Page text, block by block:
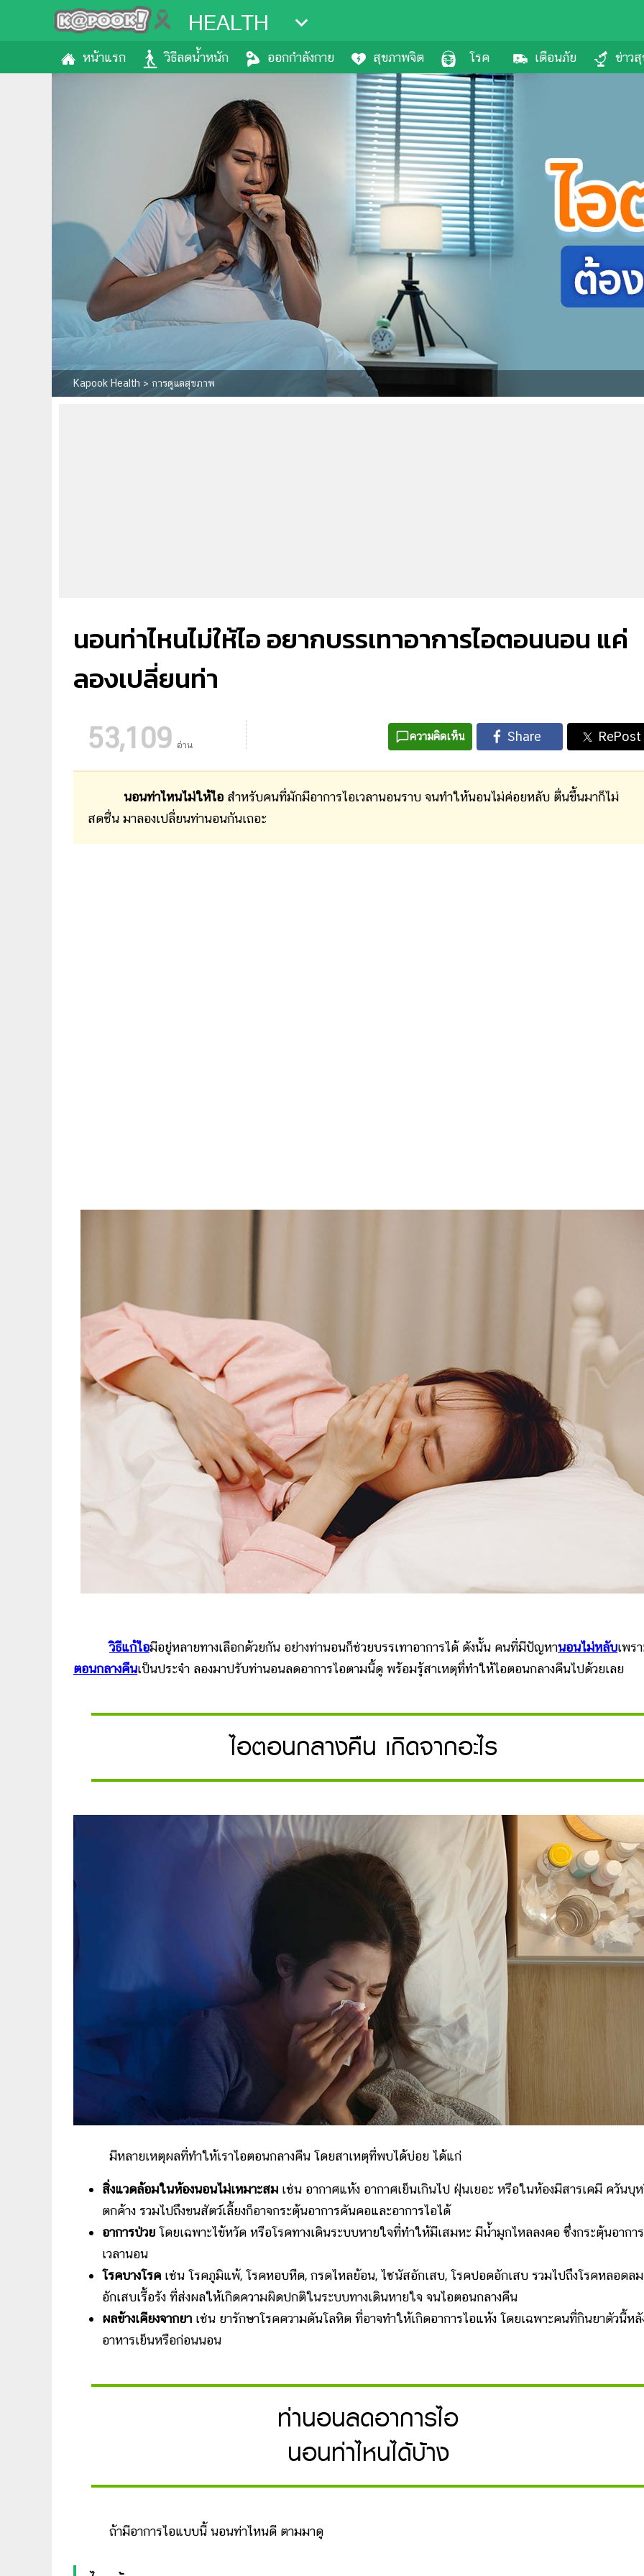
HEALTH
หน้าแรก วิธีลดน้ำหนัก ออกกำลังกาย สุขภาพจิต โรค เตือนภัย ข่าว
Kapook Health > การดูแลสุขภาพ
นอนท่าไหนไม่ให้ไอ อยากบรรเทาอาการไอตอนนอน แค่
ลองเปลี่ยนท่า
53,109 อ่าน
ความคิดเห็น
นอนท่าไหนไม่ให้ไอ สำหรับคนที่มักมีอาการไอเวลานอนราบ จนทำให้นอนไม่ค่อยหลับ ตื่นขึ้นมาก็ไม่
สดชื่น มาลองเปลี่ยนท่านอนกันเถอะ
วิธีแก้ไอมีอยู่หลายทางเลือกด้วยกัน อย่างท่านอนก็ช่วยบรรเทาอาการได้ ดังนั้น คนที่มีปัญหานอนไม่หลับเพร
ตอนกลางคืนเป็นประจำ ลองมาปรับท่านอนลดอาการไอตามนี้ดู พร้อมรู้สาเหตุที่ทำให้ไอตอนกลางคืนไปด้วยเลย
ไอตอนกลางคืน เกิดจากอะไร
มีหลายเหตุผลที่ทำให้เราไอตอนกลางคืน โดยสาเหตุที่พบได้บ่อย ได้แก่
สิ่งแวดล้อมในห้องนอนไม่เหมาะสม เช่น อากาศแห้ง อากาศเย็นเกินไป ฝุ่นเยอะ หรือในห้องมีสารเคมี ควันบุ
ตกค้าง รวมไปถึงขนสัตว์เลี้ยงก็อาจกระตุ้นอาการคันคอและอาการไอได้
อาการป่วย โดยเฉพาะไข้หวัด หรือโรคทางเดินระบบหายใจที่ทำให้มีเสมหะ มีน้ำมูกไหลลงคอ ซึ่งกระตุ้นอากา
เวลานอน
โรคบางโรค เช่น โรคภูมิแพ้, โรคหอบหืด, กรดไหลย้อน, ไซนัสอักเสบ, โรคปอดอักเสบ รวมไปถึงโรคหลอดลม
อักเสบเรื้อรัง ที่ส่งผลให้เกิดความผิดปกติในระบบทางเดินหายใจ จนไอตอนกลางคืน
ผลข้างเคียงจากยา เช่น ยารักษาโรคความดันโลหิต ที่อาจทำให้เกิดอาการไอแห้ง โดยเฉพาะคนที่กินยาตัวนี้หลั
อาหารเย็นหรือก่อนนอน
ท่านอนลดอาการไอ
นอนท่าไหนได้บ้าง
ถ้ามีอาการไอแบบนี้ นอนท่าไหนดี ตามมาดู